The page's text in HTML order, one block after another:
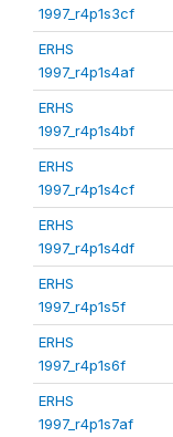
1997_r4p1s3cf
ERHS
1997_r4p1s4af
ERHS
1997_r4p1s4bf
ERHS
1997_r4p1s4cf
ERHS
1997_r4p1s4df
ERHS
1997_r4p1s5f
ERHS
1997_r4p1s6f
ERHS
1997_r4p1s7af